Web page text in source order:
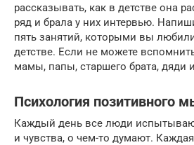
рассказывать, как в детстве она
ряд и брала у них интервью.
пять занятий, которыми вы
детстве. Если не можете
мамы, папы, старшего брата, дяди
Психология позитивного
Каждый день все люди
и чувства, о чем-то думают.